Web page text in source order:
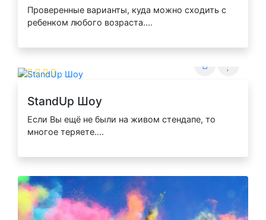
Проверенные варианты, куда можно сходить с
ребенком любого возраста....
StandUp Шоу
Если Вы ещё не были на живом стендапе, то
многое теряете....